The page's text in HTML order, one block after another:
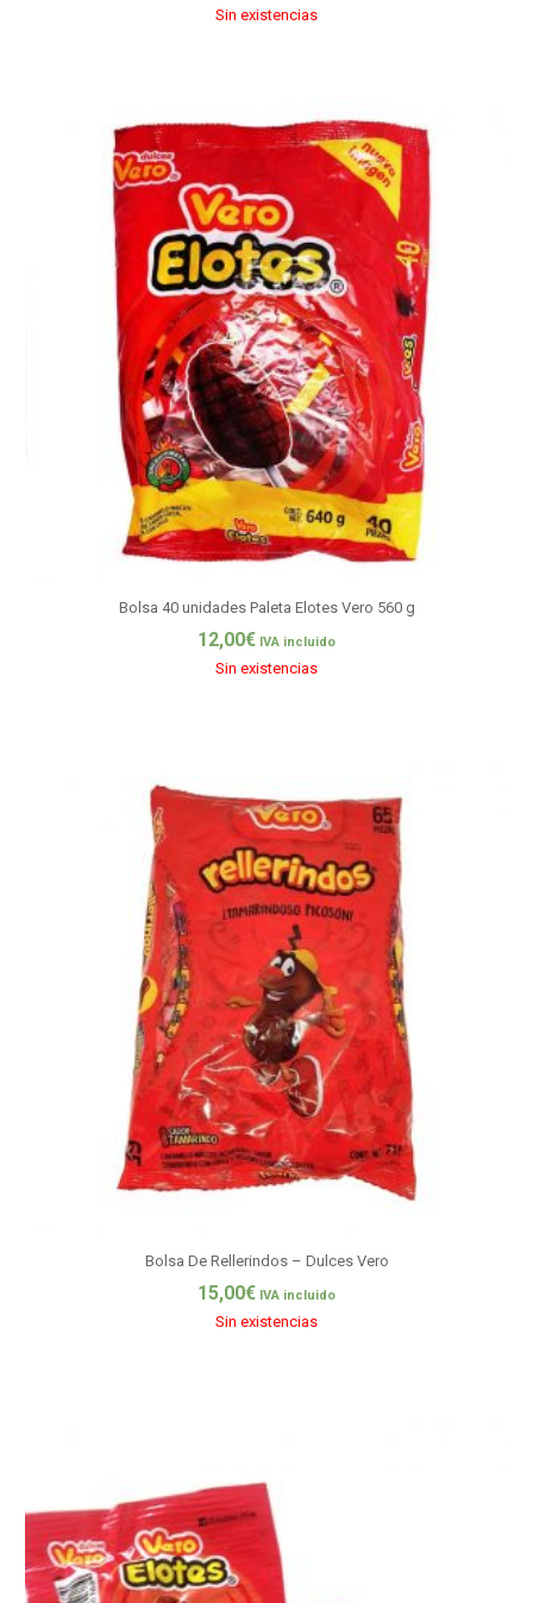
Sin existencias
Bolsa 40 unidades Paleta Elotes Vero 560 g
12,00€ IVA incluido
Sin existencias
Bolsa De Rellerindos – Dulces Vero
15,00€ IVA incluido
Sin existencias